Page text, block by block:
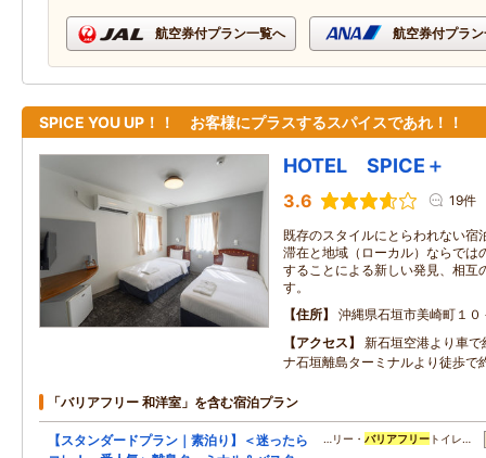
航空券付プラン一覧へ 航空券付プラ
SPICE YOU UP！！ お客様にプラスするスパイスであれ！！
HOTEL SPICE＋
3.6 19件
既存のスタイルにとらわれない宿
滞在と地域（ローカル）ならでは
することによる新しい発見、相互
す。
住所
沖縄県石垣市美崎町１０
アクセス
新石垣空港より車
ナ石垣離島ターミナルより徒歩で
「バリアフリー 和洋室」を含む宿泊プラン
【スタンダードプラン｜素泊り】＜迷ったら
…リー・ バリアフリー トイレ…